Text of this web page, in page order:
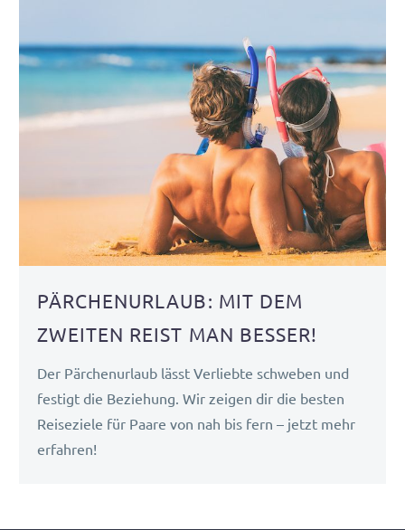
PÄRCHENURLAUB: MIT DEM
ZWEITEN REIST MAN BESSER!
Der Pärchenurlaub lässt Verliebte schweben und
festigt die Beziehung. Wir zeigen dir die besten
Reiseziele für Paare von nah bis fern – jetzt mehr
erfahren!